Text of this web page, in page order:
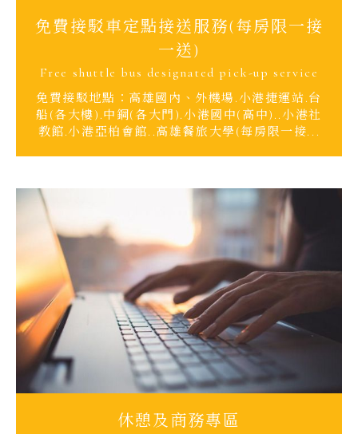
免費接駁車定點接送服務(每房限一接
一送)
Free shuttle bus designated pick-up service
免費接駁地點：高雄國內、外機場.小港捷運站.台
船(各大樓).中鋼(各大門).小港國中(高中)..小港社
教館.小港亞柏會館..高雄餐旅大學(每房限一接...
休憩及商務專區